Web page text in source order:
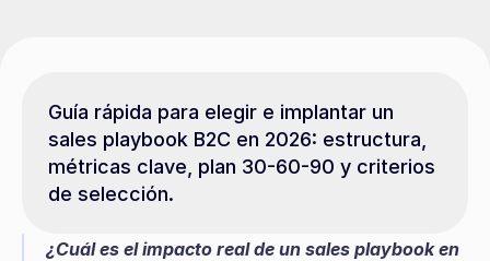
Guía rápida para elegir e implantar un
sales playbook B2C en 2026: estructura,
métricas clave, plan 30-60-90 y criterios
de selección.
¿Cuál es el impacto real de un sales playbook en